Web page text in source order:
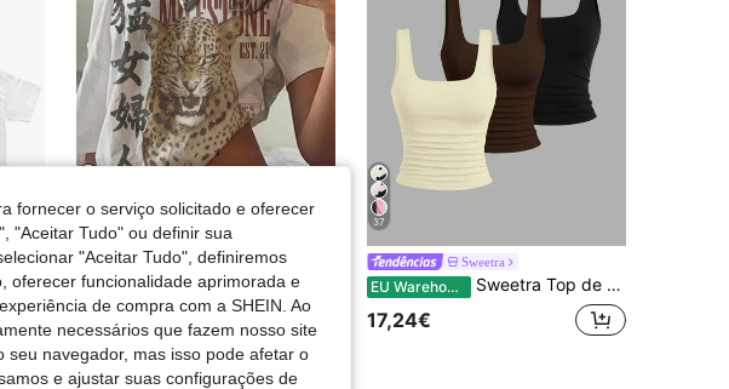
de cidades nas costas. Estilo streetwear pop. EU Warehouse SHEIN EZwear Camiseta feminina casual minimalista com estampa total, ombros à mostra, manga curta e modelagem solta.
#7 Mais Vendido
9,99€
37
Sweetra
EU Warehouse Sweetra Top de alças feminino de cor lisa, decote quadrado, plissado, casual e versátil
17,24€
fornecer o serviço solicitado e oferecer
"Aceitar Tudo" ou definir sua
"Aceitar Tudo", definiremos
oferecer funcionalidade aprimorada e
de compra com a SHEIN. Ao
necessários que fazem nosso site
seu navegador, mas isso pode afetar o
e ajustar suas configurações de